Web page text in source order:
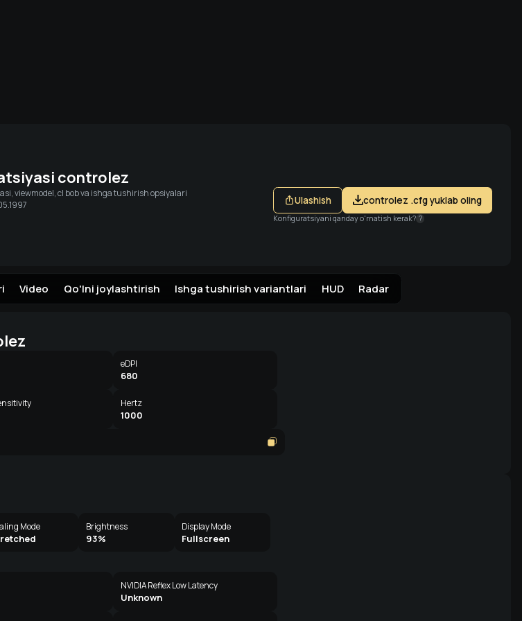
controlez
viewmodel, cl bob va ishga tushirish opsiyalari
Ulashish controlez .cfg yuklab oling
Konfiguratsiyani qanday o'rnatish kerak? ?
Video Qo'lni joylashtirish Ishga tushirish variantlari HUD Radar
eDPI
680
Hertz
1000
Mode Brightness
93%
Display Mode
Fullscreen
NVIDIA Reflex Low Latency
Unknown